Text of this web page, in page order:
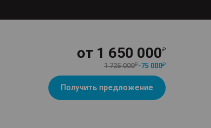
от 1 650 000
1 725 000 -75 000
Получить предложение